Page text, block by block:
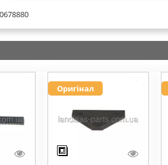
Оригінал